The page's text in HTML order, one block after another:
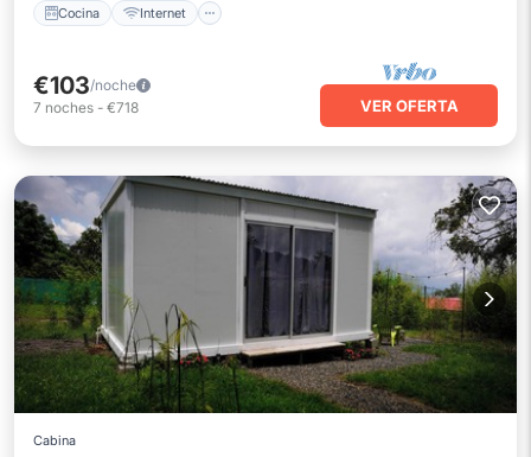
Cocina Internet
€103/noche
7 noches - €718 VER OFERTA
Cabina